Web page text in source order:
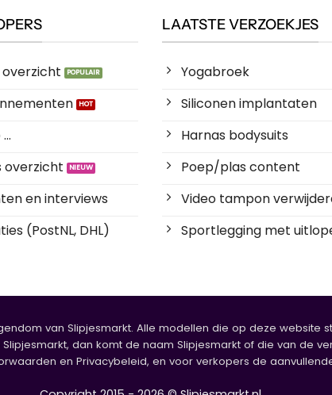
overzicht
en interviews
(PostNL, DHL)
LAATSTE VERZOEKJES
Yogabroek
Siliconen implantaten
Harnas bodysuits
Poep/plas content
Video tampon
Sportlegging met
van Slipjesmarkt. Alle modellen die op deze website
dan komt de naam Slipjesmarkt of die van de
en Privacybeleid, en voor verkopers de